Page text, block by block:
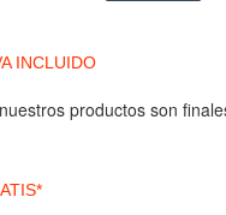
INCLUIDO
productos son